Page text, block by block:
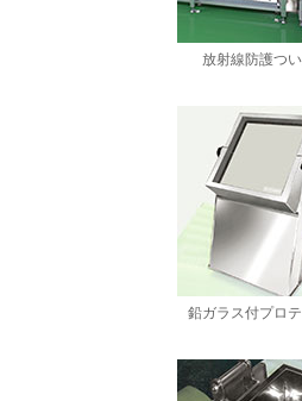
放射線防護つ
鉛ガラス付プロ